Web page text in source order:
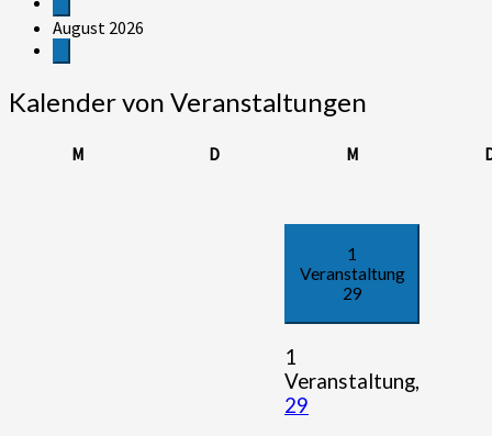
August 2026
Kalender von Veranstaltungen
M DDienstag MMittwoch
1
Veranstaltung
29
1
Veranstaltung,
29